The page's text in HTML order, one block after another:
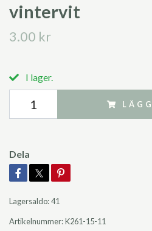
vintervit
3.00 kr
I lager.
Dela
Lagersaldo:41
Artikelnummer:K261-15-11